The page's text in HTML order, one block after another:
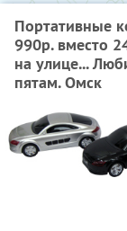
Портативные
990р. вместо
на улице...
пятам. Омск